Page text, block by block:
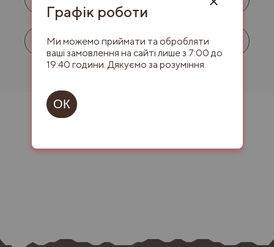
Консультація в Instagram
Графік роботи
Ми можемо приймати та обробляти
ваші замовлення на сайті лише з 7:00 до
19:40 години. Дякуємо за розуміння.
ОК